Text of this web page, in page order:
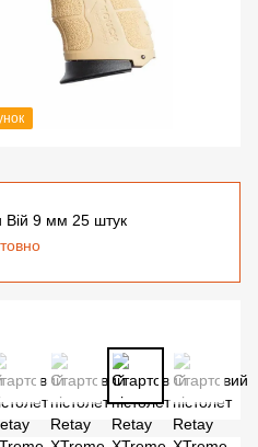
Вій 9 мм 25 штук